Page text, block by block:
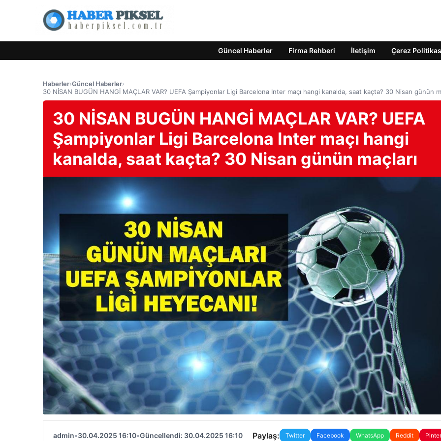
Güncel Haberler Firma Rehberi İletişim Çerez
Haberler›Güncel Haberler›
30 NİSAN BUGÜN HANGİ MAÇLAR VAR? UEFA Şampiyonlar Ligi Barcelona Inter maçı hangi kanalda, saat kaçta? 30 Nisan günün
30 NİSAN BUGÜN HANGİ MAÇLAR VAR? UEFA
Şampiyonlar Ligi Barcelona Inter maçı hangi
kanalda, saat kaçta? 30 Nisan günün maçları
admin•30.04.2025 16:10•Güncellendi: 30.04.2025 16:10 Paylaş: Twitter Facebook WhatsApp Reddit